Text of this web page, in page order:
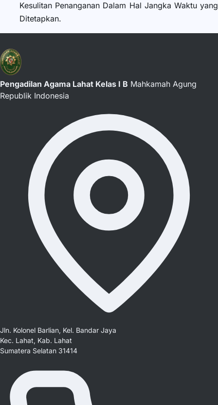
Kesulitan Penanganan Dalam Hal Jangka Waktu yang
Ditetapkan.
Pengadilan Agama Lahat Kelas I B Mahkamah Agung
Republik Indonesia
Jln. Kolonel Barlian, Kel. Bandar Jaya
Kec. Lahat, Kab. Lahat
Sumatera Selatan 31414